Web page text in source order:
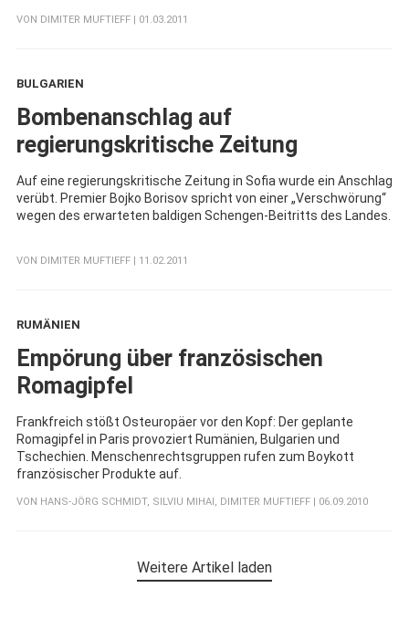
VON DIMITER MUFTIEFF | 01.03.2011
BULGARIEN
Bombenanschlag auf
regierungskritische Zeitung
Auf eine regierungskritische Zeitung in Sofia wurde ein Anschlag
verübt. Premier Bojko Borisov spricht von einer „Verschwörung“
wegen des erwarteten baldigen Schengen-Beitritts des Landes.
VON DIMITER MUFTIEFF | 11.02.2011
RUMÄNIEN
Empörung über französischen
Romagipfel
Frankfreich stößt Osteuropäer vor den Kopf: Der geplante
Romagipfel in Paris provoziert Rumänien, Bulgarien und
Tschechien. Menschenrechtsgruppen rufen zum Boykott
französischer Produkte auf.
VON HANS-JÖRG SCHMIDT, SILVIU MIHAI DIMITER MUFTIEFF | 06.09.2010
Weitere Artikel laden